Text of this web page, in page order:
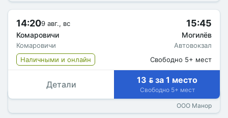
14:209 авг., вс
Комаровичи
Комаровичи
15:45
Могилёв
Автовокзал
Наличными и онлайн
Свободно 5+ мест
Детали 13  за 1 место
Свободно 5+ мест
ООО Манор